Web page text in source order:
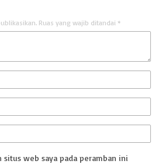
Ruas yang wajib ditandai *
situs web saya pada peramban ini